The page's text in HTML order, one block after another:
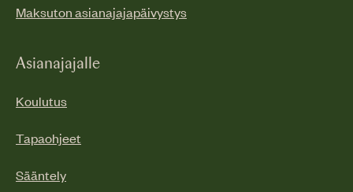
Maksuton asianajajapäivystys
Asianajajalle
Koulutus
Tapaohjeet
Sääntely